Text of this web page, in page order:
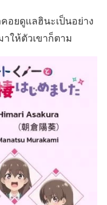
อยดูแลฮินะเป็นอย่าง
ให้ตัวเขาก็ตาม